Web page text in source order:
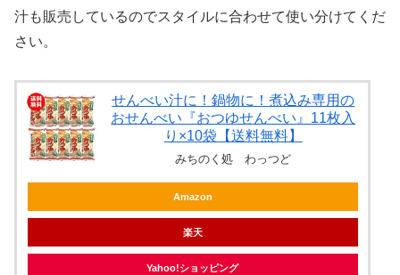
汁も販売しているのでスタイルに合わせて使い分けてくだ
さい。
せんべい汁に！鍋物に！煮込み専用の
おせんべい『おつゆせんべい』11枚入
り×10袋【送料無料】
みちのく処 わっつど
Amazon
楽天
Yahoo!ショッピング